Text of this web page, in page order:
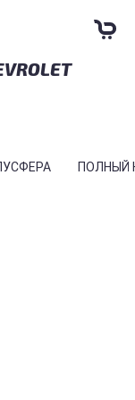
ПОЛНЫЙ